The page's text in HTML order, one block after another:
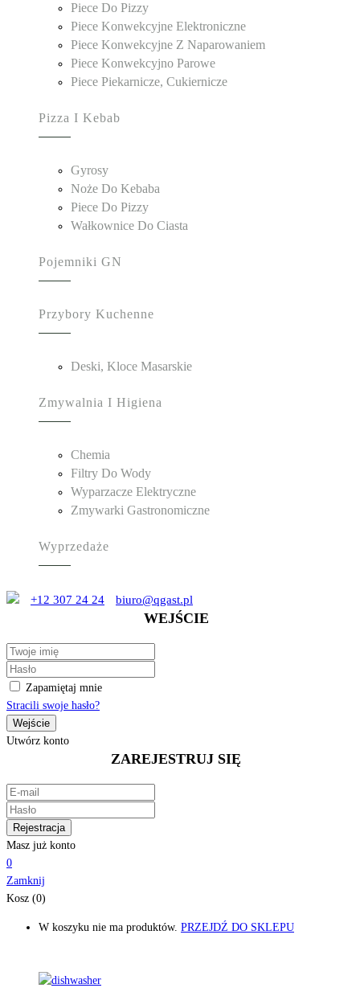
Piece Do Pizzy
Piece Konwekcyjne Elektroniczne
Piece Konwekcyjne Z Naparowaniem
Piece Konwekcyjno Parowe
Piece Piekarnicze, Cukiernicze
Pizza I Kebab
Gyrosy
Noże Do Kebaba
Piece Do Pizzy
Wałkownice Do Ciasta
Pojemniki GN
Przybory Kuchenne
Deski, Kloce Masarskie
Zmywalnia I Higiena
Chemia
Filtry Do Wody
Wyparzacze Elektryczne
Zmywarki Gastronomiczne
Wyprzedaże
+12 307 24 24 biuro@qgast.pl
WEJŚCIE
Zapamiętaj mnie
Stracili swoje hasło?
Utwórz konto
ZAREJESTRUJ SIĘ
Masz już konto
0
Zamknij
Kosz (0)
W koszyku nie ma produktów. PRZEJDŹ DO SKLEPU